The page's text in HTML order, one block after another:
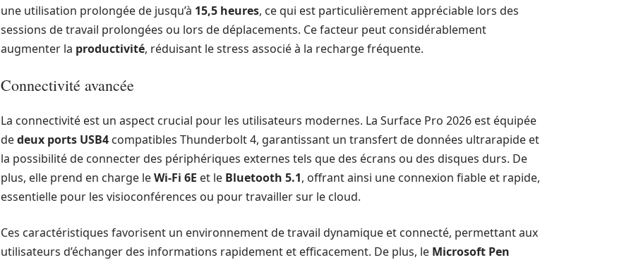
une utilisation prolongée de jusqu’à 15,5 heures, ce qui est particulièrement appréciable lors des
sessions de travail prolongées ou lors de déplacements. Ce facteur peut considérablement
augmenter la productivité, réduisant le stress associé à la recharge fréquente.
Connectivité avancée
La connectivité est un aspect crucial pour les utilisateurs modernes. La Surface Pro 2026 est équipée
dedeux ports USB4 compatibles Thunderbolt 4, garantissant un transfert de données ultrarapide et
la possibilité de connecter des périphériques externes tels que des écrans ou des disques durs. De
plus, elle prend en charge leWi-Fi 6E et le Bluetooth 5.1, offrant ainsi une connexion fiable et rapide,
essentielle pour les visioconférences ou pour travailler sur le cloud.
Ces caractéristiques favorisent un environnement de travail dynamique et connecté, permettant aux
utilisateurs d’échanger des informations rapidement et efficacement. De plus, le Microsoft Pen